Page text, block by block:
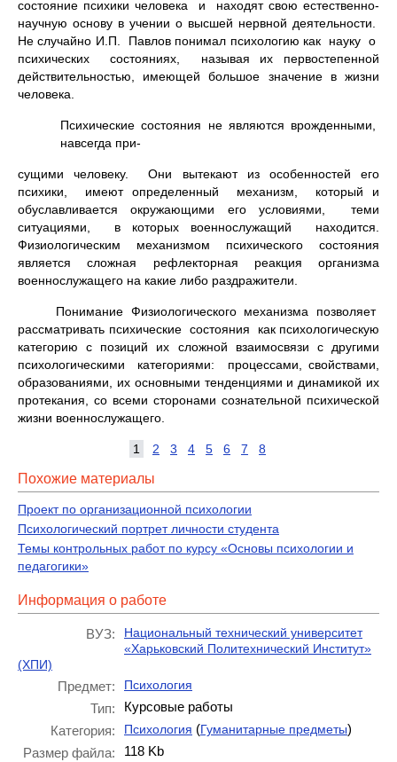
состояние психики чело­века и находят свою естественно-
научную основу в учении о высшей нервной деятельности.
Не случайно И.П. Павлов понимал психологию как науку о
психических состояниях, называя их первостепенной
действительностью, имеющей большое значение в жизни
человека.
Психические состояния не являются врожденными,
навсегда при-
сущими человеку. Они вытекают из особенностей его
психики, имеют определенный механизм, который и
обуславливается окружающими его условиями, теми
ситуациями, в которых военнослужащий находится.
Физиологическим механизмом психического состояния
является сложная рефлекторная реакция организма
военнослужащего на какие либо разд­ражители.
Понимание Физиологического механизма позволяет
рассматривать психические состояния как психологическую
категорию с позиций их сложной взаимосвязи с другими
психологическими категориями: про­цессами, свойствами,
образованиями, их основными тенденциями и ди­намикой их
протекания, со всеми сторонами сознательной психической
жизни военнослужащего.
1 2 3 4 5 6 7 8
Похожие материалы
Проект по организационной психологии
Психологический портрет личности студента
Темы контрольных работ по курсу «Основы психологии и
педагогики»
Информация о работе
ВУЗ:
Национальный технический университет
«Харьковский Политехнический Институт»
(ХПИ)
Предмет: Психология
Тип:
Курсовые работы
Категория:
Психология (Гуманитарные предметы)
Размер файла:
118 Kb